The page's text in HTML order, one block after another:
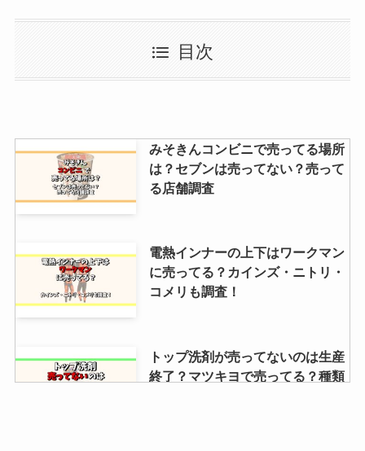
る？薬局・ドンキ・ウェルシア・
マツキヨで買える？
ビヨットはコストコで買える？ド
ンキは？楽天やamazonなど日本
の通販はどこで買える？
b-casカードはどこで買えるの？
購入場所は？ヨドバシで買える？
使い回しはできる？
ストライドガム販売中止の理由
は？製造中止？似たような商品は
ある？取扱店は？
目次
みそきんコンビニで売ってる場所
は？セブンは売ってない？売って
る店舗調査
電熱インナーの上下はワークマン
に売ってる？カインズ・ニトリ・
コメリも調査！
トップ洗剤が売ってないのは生産
終了？マツキヨで売ってる？種類